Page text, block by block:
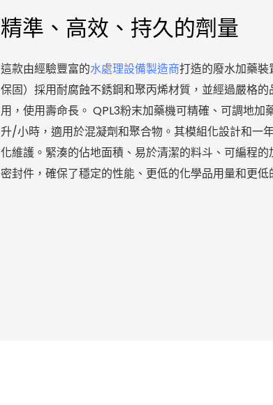
精準、高效、持久的劑量
這款由經驗豐富的水處理設備製造商打造的廢水加藥
保固）採用耐腐蝕不銹鋼和聚丙烯材質，並經過嚴格
用，使用壽命長。 QPL3粉末加藥機可精確、可調地
升/小時，適用於混凝劑和聚合物。其模組化設計和一
化維護。緊湊的佔地面積、易於清潔的料斗、可編程
密封件，確保了穩定的性能、更低的化學品用量和更低